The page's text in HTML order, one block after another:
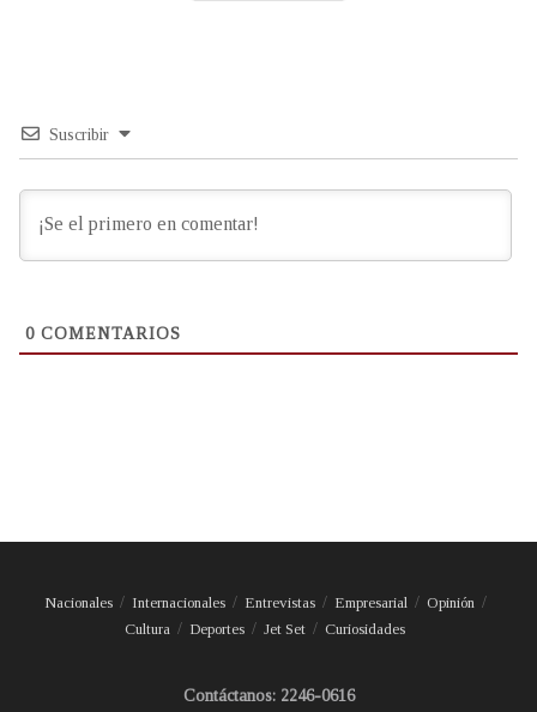
Suscribir
0 COMENTARIOS
Nacionales Internacionales Entrevistas Empresarial
Opinión
Cultura
Deportes Jet Set Curiosidades
Contáctanos: 2246-0616